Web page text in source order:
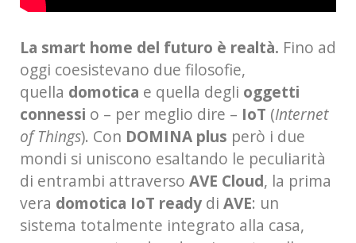
La smart home del futuro è realtà. Fino ad
oggi coesistevano due filosofie,
quella domotica e quella degli oggetti
connessi o – per meglio dire – IoT (Internet
of Things). Con DOMINA plus però i due
mondi si uniscono esaltando le peculiarità
di entrambi attraverso AVE Cloud, la prima
vera domotica IoT ready di AVE: un
sistema totalmente integrato alla casa,